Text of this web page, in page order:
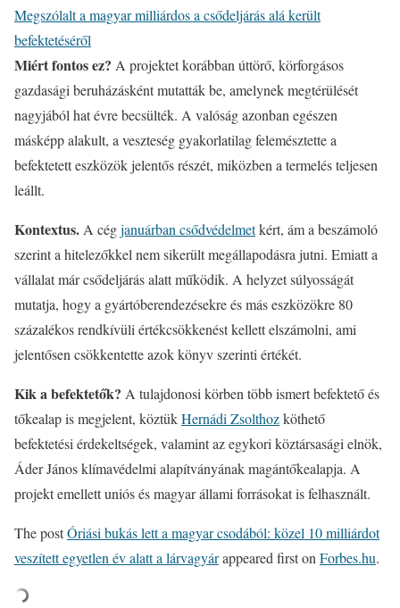
Megszólalt a magyar milliárdos a csődeljárás alá került
befektetéséről
Miért fontos ez? A projektet korábban úttörő, körforgásos
gazdasági beruházásként mutatták be, amelynek megtérülését
nagyjából hat évre becsülték. A valóság azonban egészen
másképp alakult, a veszteség gyakorlatilag felemésztette a
befektetett eszközök jelentős részét, miközben a termelés teljesen
leállt.
Kontextus. A cégjanuárban csődvédelmetkért, ám a beszámoló
szerint a hitelezőkkel nem sikerült megállapodásra jutni. Emiatt a
vállalat már csődeljárás alatt működik. A helyzet súlyosságát
mutatja, hogy a gyártóberendezésekre és más eszközökre 80
százalékos rendkívüli értékcsökkenést kellett elszámolni, ami
jelentősen csökkentette azok könyv szerinti értékét.
Kik a befektetők? A tulajdonosi körben több ismert befektető és
tőkealap is megjelent, köztükHernádi Zsolthozköthető
befektetési érdekeltségek, valamint az egykori köztársasági elnök,
Áder János klímavédelmi alapítványának magántőkealapja. A
projekt emellett uniós és magyar állami forrásokat is felhasznált.
The postÓriási bukás lett a magyar csodából: közel 10 milliárdot
veszített egyetlen év alatt a lárvagyárappeared first on Forbes.hu.